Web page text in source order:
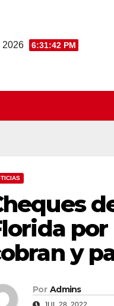
2026 6:31:42 PM
y
Por Admins